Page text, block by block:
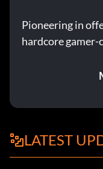
Pioneering in
hardcore
LATEST